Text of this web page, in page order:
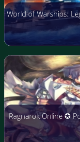
World of Warships:
Ragnarok Online ✪